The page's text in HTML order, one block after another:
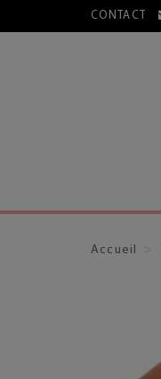
CONTACT
Accueil